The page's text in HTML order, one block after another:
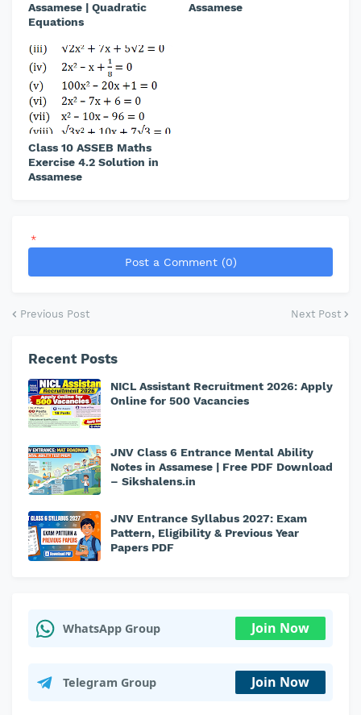
Assamese | Quadratic
Equations
Assamese
Class 10 ASSEB Maths
Exercise 4.2 Solution in
Assamese
*
Post a Comment (0)
Previous Post Next Post
Recent Posts
NICL Assistant Recruitment 2026: Apply
Online for 500 Vacancies
JNV Class 6 Entrance Mental Ability
Notes in Assamese | Free PDF Download
– Sikshalens.in
JNV Entrance Syllabus 2027: Exam
Pattern, Eligibility & Previous Year
Papers PDF
WhatsApp Group Join Now
Telegram Group Join Now